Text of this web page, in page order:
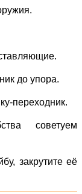
до упора.
переходник.
советуем
закрутите её